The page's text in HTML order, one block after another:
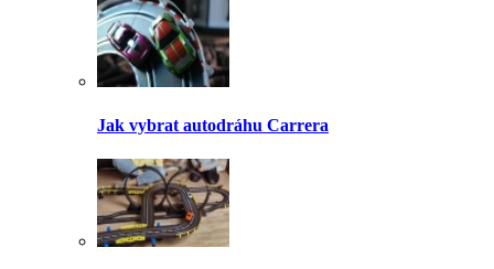
Jak vybrat autodráhu Carrera